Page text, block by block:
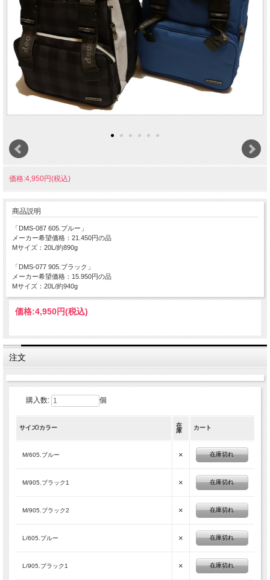
価格:4,950円(税込)
商品説明
「DMS-087 605.ブルー」
メーカー希望価格：21.450円の品
Mサイズ：20L/約890g
「DMS-077 905.ブラック」
メーカー希望価格：15.950円の品
Mサイズ：20L/約940g
価格:4,950円(税込)
注文
購入数: 個
サイズ/カラー
在
庫
カート
M/605.ブルー × 在庫切れ
M/905.ブラック1 × 在庫切れ
M/905.ブラック2 × 在庫切れ
L/605.ブルー × 在庫切れ
L/905.ブラック1 × 在庫切れ